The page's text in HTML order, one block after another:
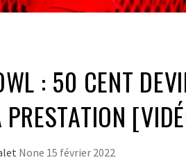
: 50 CENT
PRESTATION
None 15 février 2022